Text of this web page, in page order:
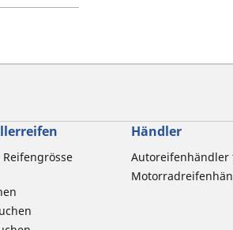
Händler
Autoreifenhändler